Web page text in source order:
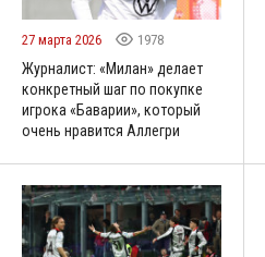
27 марта 2026 1978
Журналист: «Милан» делает
конкретный шаг по покупке
игрока «Баварии», который
очень нравится Аллегри